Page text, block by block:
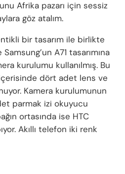
Afrika pazarı için sessiz
göz atalım.
bir tasarım ile birlikte
A71 tasarımına
kurulumu kullanılmış. Bu
dört adet lens ve
Kamera kurulumunun
parmak izi okuyucu
ortasında ise HTC
Akıllı telefon iki renk